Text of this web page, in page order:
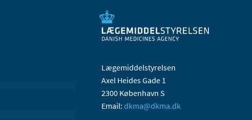
Lægemiddelstyrelsen
Axel Heides Gade 1
2300 København S
Email: dkma@dkma.dk